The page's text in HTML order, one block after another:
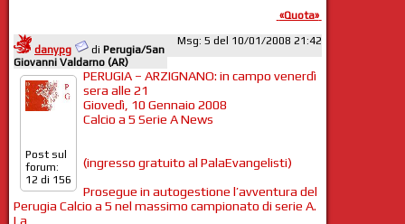
«Quota»
danypg di Perugia/San
Giovanni Valdarno (AR)
Msg: 5 del 10/01/2008 21:42
Post sul
forum:
12 di 156
PERUGIA – ARZIGNANO: in campo venerdì
sera alle 21
Giovedì, 10 Gennaio 2008
Calcio a 5 Serie A News
(ingresso gratuito al PalaEvangelisti)
Prosegue in autogestione l’avventura del
Perugia Calcio a 5 nel massimo campionato di serie A.
La